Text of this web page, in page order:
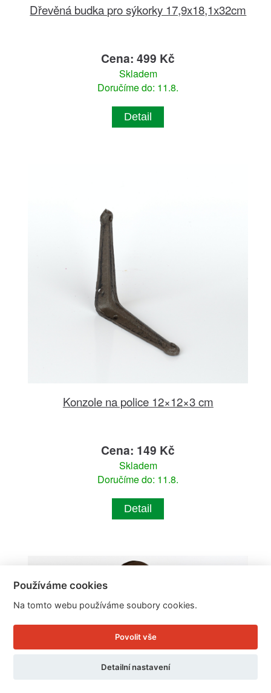
Dřevěná budka pro sýkorky 17,9x18,1x32cm
Cena: 499 Kč
Skladem
Doručíme do: 11.8.
Detail
Konzole na police 12×12×3 cm
Cena: 149 Kč
Skladem
Doručíme do: 11.8.
Detail
Používáme cookies
Na tomto webu používáme soubory cookies.
Povolit vše
Detailní nastavení